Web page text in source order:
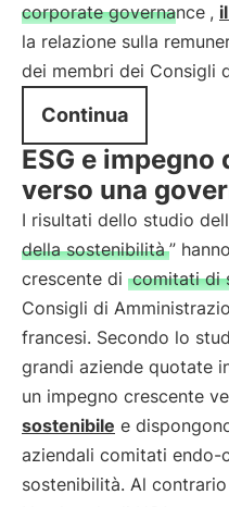
corporate governance ,
la relazione sulla
dei membri dei Consigli
Continua
ESG e impegno
verso una
I risultati dello studio
della sostenibilità ”
crescente di comitati di
Consigli di
francesi. Secondo lo
grandi aziende quotate
un impegno crescente
sostenibile e
aziendali comitati endo-
sostenibilità. Al